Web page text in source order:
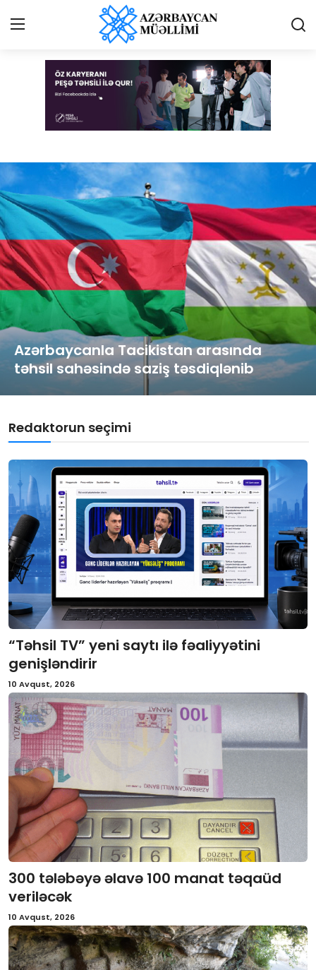
Giriş Qeydiyyat
Qəzetə elan ver
Haqqımızda
Reklam və elan
Biz kimik?
Bütün xəbərlər
Gündəlik
Rəsmi
Müsahibə
Təhlil
Reportaj
Pedaqogika
Regionlar
Qəzetin PDF arxivi
İctimai şura
Dünya
Azərbaycan müəllimi - Online qəzet
Azərbaycanla Tacikistan arasında
təhsil sahəsində saziş təsdiqlənib
Redaktorun seçimi
“Təhsil TV” yeni saytı ilə fəaliyyətini
genişləndirir
10 Avqust, 2026
300 tələbəyə əlavə 100 manat təqaüd
veriləcək
10 Avqust, 2026